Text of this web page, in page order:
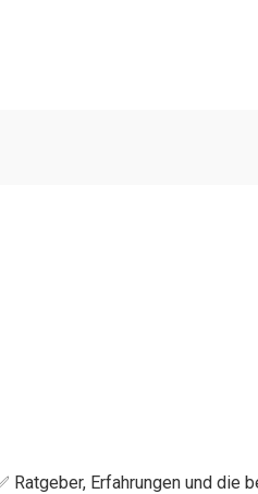
Erfahrungen und die